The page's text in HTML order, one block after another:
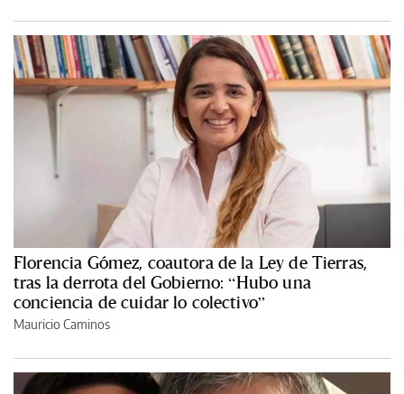
Florencia Gómez, coautora de la Ley de Tierras,
tras la derrota del Gobierno: “Hubo una
conciencia de cuidar lo colectivo”
Mauricio Caminos